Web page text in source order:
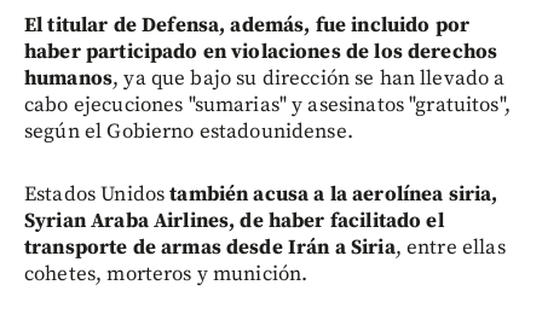
El titular de Defensa, además, fue incluido por
haber participado en violaciones de los derechos
humanos, ya que bajo su dirección se han llevado a
cabo ejecuciones "sumarias" y asesinatos "gratuitos",
según el Gobierno estadounidense.
Estados Unidostambién acusa a la aerolínea siria,
Syrian Araba Airlines, de haber facilitado el
transporte de armas desde Irán a Siria, entre ellas
cohetes, morteros y munición.